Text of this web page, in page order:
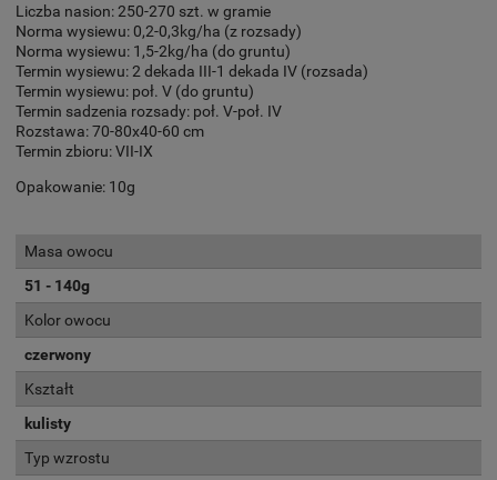
Liczba nasion: 250-270 szt. w gramie
Norma wysiewu: 0,2-0,3kg/ha (z rozsady)
Norma wysiewu: 1,5-2kg/ha (do gruntu)
Termin wysiewu: 2 dekada III-1 dekada IV (rozsada)
Termin wysiewu: poł. V (do gruntu)
Termin sadzenia rozsady: poł. V-poł. IV
Rozstawa: 70-80x40-60 cm
Termin zbioru: VII-IX
Opakowanie: 10g
Masa owocu
51 - 140g
Kolor owocu
czerwony
Kształt
kulisty
Typ wzrostu